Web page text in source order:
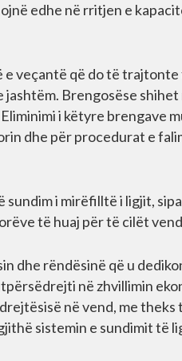
edhe në rritjen e
e veçantë që do të
Brengosëse shihet
i këtyre brengave
dhe për procedurat e
i mirëfilltë i ligjit,
të huaj për të cilët
dhe rëndësinë që u
në zhvillimin
në vend, me theks
sistemin e sundimit të